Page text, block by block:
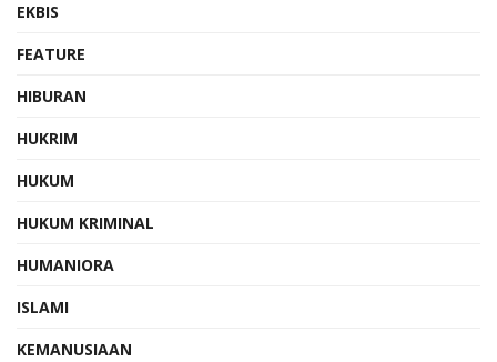
EKBIS
FEATURE
HIBURAN
HUKRIM
HUKUM
HUKUM KRIMINAL
HUMANIORA
ISLAMI
KEMANUSIAAN